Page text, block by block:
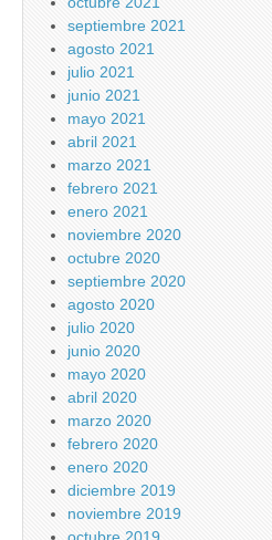
septiembre 2021
agosto 2021
julio 2021
junio 2021
mayo 2021
abril 2021
marzo 2021
febrero 2021
enero 2021
noviembre 2020
octubre 2020
septiembre 2020
agosto 2020
julio 2020
junio 2020
mayo 2020
abril 2020
marzo 2020
febrero 2020
enero 2020
diciembre 2019
noviembre 2019